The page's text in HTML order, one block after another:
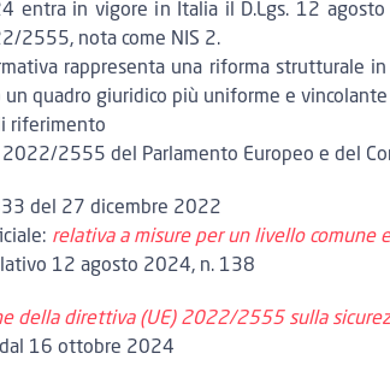
entra in vigore in Italia il D.Lgs. 12
2555, nota come NIS 2.
rappresenta una riforma strutturale
un quadro giuridico più uniforme e
riferimento
2022/2555 del Parlamento Europeo e del
del 27 dicembre 2022
relativa a misure per un livello comune
12 agosto 2024, n. 138
della direttiva (UE) 2022/2555 sulla
16 ottobre 2024